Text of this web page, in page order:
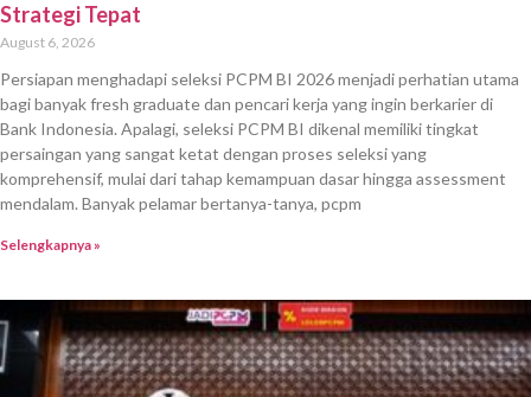
Strategi Tepat
August 6, 2026
Persiapan menghadapi seleksi PCPM BI 2026 menjadi perhatian utama
bagi banyak fresh graduate dan pencari kerja yang ingin berkarier di
Bank Indonesia. Apalagi, seleksi PCPM BI dikenal memiliki tingkat
persaingan yang sangat ketat dengan proses seleksi yang
komprehensif, mulai dari tahap kemampuan dasar hingga assessment
mendalam. Banyak pelamar bertanya-tanya, pcpm
Selengkapnya »